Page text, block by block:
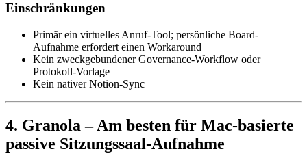
Einschränkungen
Primär ein virtuelles Anruf-Tool; persönliche Board-
Aufnahme erfordert einen Workaround
Kein zweckgebundener Governance-Workflow oder
Protokoll-Vorlage
Kein nativer Notion-Sync
4. Granola – Am besten für Mac-basierte
passive Sitzungssaal-Aufnahme